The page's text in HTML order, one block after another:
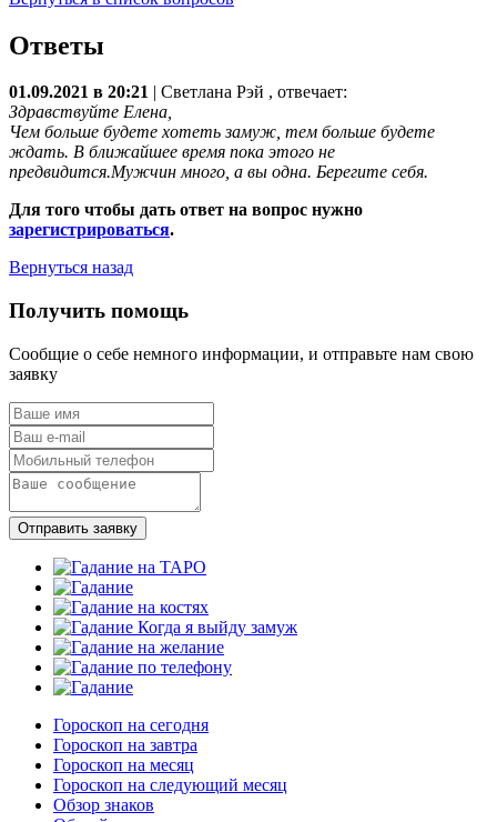
Ответы
01.09.2021 в 20:21 Светлана Рэй , отвечает:
Здравствуйте Елена,
Чем больше будете хотеть замуж, тем больше будете
ждать. В ближайшее время пока этого не
предвидится.Мужчин много, а вы одна. Берегите себя.
Для того чтобы дать ответ на вопрос нужно
зарегистрироваться.
Вернуться назад
Получить помощь
Сообщие о себе немного информации, и отправьте нам свою
заявку
Отправить заявку
Гороскоп на сегодня
Гороскоп на завтра
Гороскоп на месяц
Гороскоп на следующий месяц
Обзор знаков